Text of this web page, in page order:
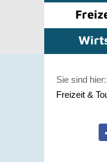
Sie sind hier:
Freizeit &